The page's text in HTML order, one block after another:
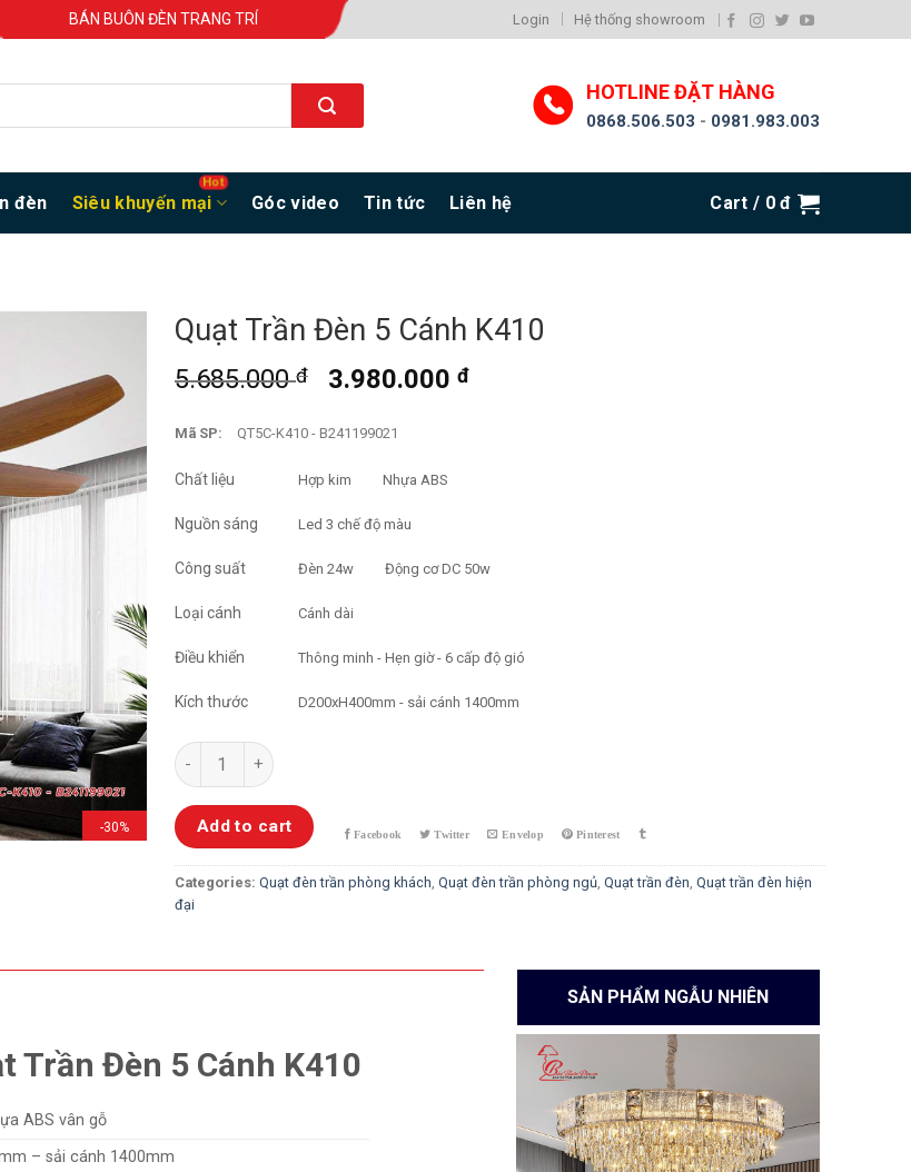
BÁN BUÔN ĐÈN TRANG TRÍ Login Hệ thống showroom
HOTLINE ĐẶT HÀNG
0868.506.503 - 0981.983.003
đèn Siêu khuyến mại Góc video Tin tức Liên hệ Cart / 0đ
-30%
Quạt Trần Đèn 5 Cánh K410
5.685.000đ 3.980.000đ
Mã SP: QT5C-K410 - B241199021
Chất liệu Hợp kim Nhựa ABS
Nguồn sáng Led 3 chế độ màu
Công suất Đèn 24w Động cơ DC 50w
Loại cánh Cánh dài
Điều khiển Thông minh - Hẹn giờ - 6 cấp độ gió
Kích thước D200xH400mm - sải cánh 1400mm
Quạt Trần Đèn 5 Cánh K410 quantity
Add to cart
Categories: Quạt đèn trần phòng khách, Quạt đèn trần phòng ngủ, Quạt trần đèn, Quạt trần đèn hiện
đại
Trần Đèn 5 Cánh K410
ABS vân gỗ
– sải cánh 1400mm
SẢN PHẨM NGẪU NHIÊN